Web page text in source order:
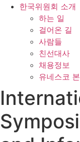
한국위원회 소개
하는 일
걸어온 길
사람들
친선대사
채용정보
유네스코